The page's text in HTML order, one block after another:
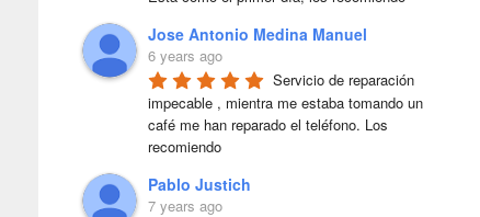
Jose Antonio Medina Manuel
6 years ago
Servicio de reparación
impecable , mientra me estaba tomando un
café me han reparado el teléfono. Los
recomiendo
Pablo Justich
7 years ago